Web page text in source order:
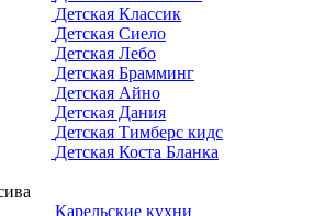
Детская Классик
Детская Сиело
Детская Лебо
Детская Брамминг
Детская Айно
Детская Дания
Детская Тимберс кидс
Детская Коста Бланка
Карельские кухни